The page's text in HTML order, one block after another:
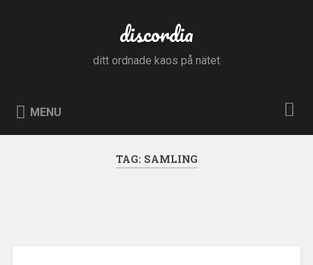
discordia
ditt ordnade kaos på nätet
MENU
TAG: SAMLING